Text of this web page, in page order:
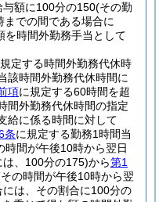
額に100分の150(その勤
での間である場合に
を時間外勤務手当として
定する時間外勤務代休時
該時間外勤務代休時間に
項に規定する60時間を超
間外勤務代休時間の指定
給に係る時間に対して
条に規定する勤務1時間当
時間が午後10時から翌日
、100分の175)から第1
の時間が午後10時から翌
は、その割合に100分の